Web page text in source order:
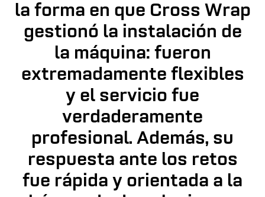
la forma en que Cross Wrap
gestionó la instalación de
la máquina: fueron
extremadamente flexibles
y el servicio fue
verdaderamente
profesional. Además, su
respuesta ante los retos
fue rápida y orientada a la